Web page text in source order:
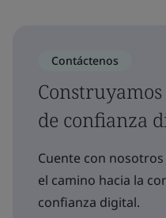
Contáctenos
de confianza
Cuente con
el camino hacia la
confianza digital.